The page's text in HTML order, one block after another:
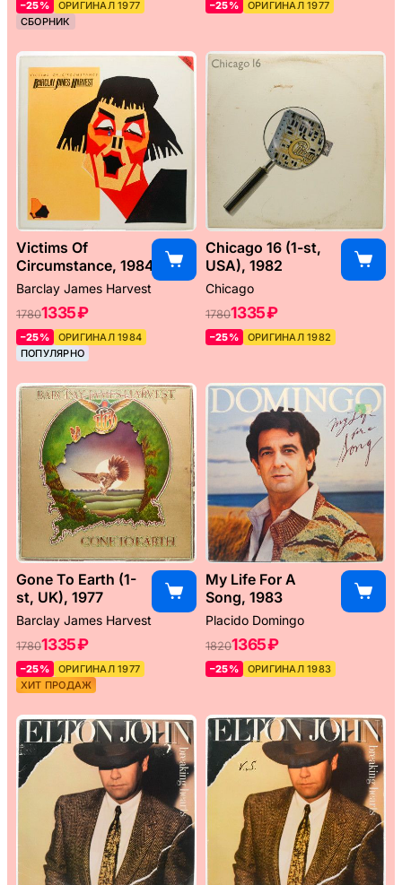
–25%
ОРИГИНАЛ 1977
СБОРНИК
–25% ОРИГИНАЛ 1977
Victims Of
Circumstance, 1984
Barclay James Harvest
17801335 ₽
–25%
ОРИГИНАЛ 1984
ПОПУЛЯРНО
Chicago 16 (1-st,
USA), 1982
Chicago
17801335 ₽
–25% ОРИГИНАЛ 1982
Gone To Earth (1-
st, UK), 1977
Barclay James Harvest
17801335 ₽
–25%
ОРИГИНАЛ 1977
ХИТ ПРОДАЖ
My Life For A
Song, 1983
Placido Domingo
18201365 ₽
–25% ОРИГИНАЛ 1983